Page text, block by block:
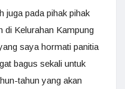
juga pada pihak pihak
di Kelurahan Kampung
saya hormati panitia
bagus sekali untuk
tahun yang akan